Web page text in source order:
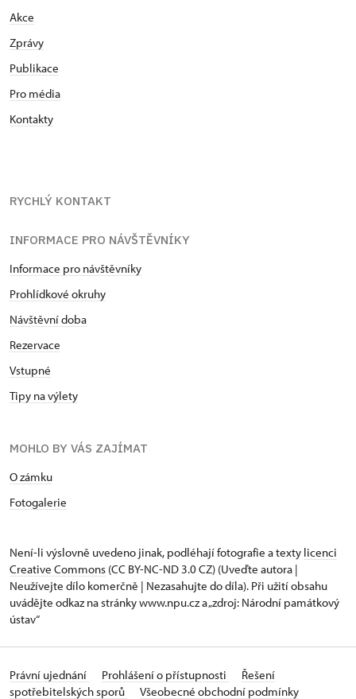
Akce
Zprávy
Publikace
Pro média
Kontakty
RYCHLÝ KONTAKT
INFORMACE PRO NÁVŠTĚVNÍKY
Informace pro návštěvníky
Prohlídkové okruhy
Návštěvní doba
Rezervace
Vstupné
Tipy na výlety
MOHLO BY VÁS ZAJÍMAT
O zámku
Fotogalerie
Není-li výslovně uvedeno jinak, podléhají fotografie a texty licenci
Creative Commons (CC BY-NC-ND 3.0 CZ) (Uveďte autora |
Neužívejte dílo komerčně | Nezasahujte do díla). Při užití obsahu
uvádějte odkaz na stránky www.npu.cz a „zdroj: Národní památkový
ústav“
Právní ujednání Prohlášení o přístupnosti
Řešení
spotřebitelských sporů
Všeobecné obchodní podmínky